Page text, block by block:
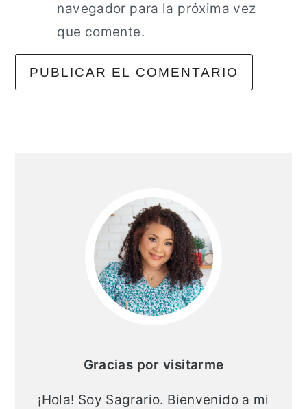
navegador para la próxima vez
que comente.
principal
Gracias por visitarme
¡Hola! Soy Sagrario. Bienvenido a mi